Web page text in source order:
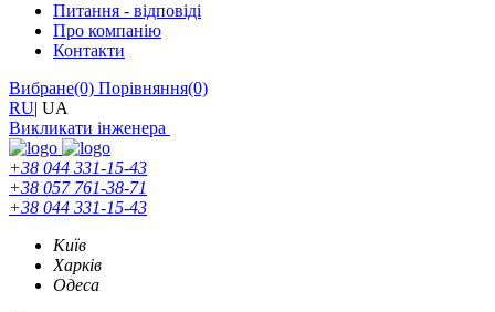
Питання - відповіді
Про компанію
Контакти
Вибране(0) Порівняння(0)
RU| UA
Викликати інженера
+38 044 331-15-43
+38 057 761-38-71
+38 044 331-15-43
Київ
Харків
Одеса